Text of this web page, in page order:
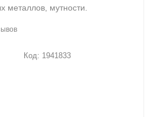
металлов, мутности.
Код: 1941833